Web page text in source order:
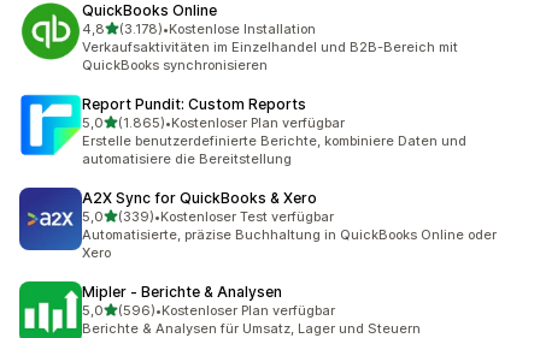
QuickBooks Online
4,8von 5 Sternen
(3.178)
3178 Rezensionen insgesamt
•Kostenlose Installation
Verkaufsaktivitäten im Einzelhandel und B2B-Bereich mit
QuickBooks synchronisieren
Report Pundit: Custom Reports
5,0von 5 Sternen
(1.865)
1865 Rezensionen insgesamt
•Kostenloser Plan verfügbar
Erstelle benutzerdefinierte Berichte, kombiniere Daten und
automatisiere die Bereitstellung
A2X Sync for QuickBooks & Xero
5,0von 5 Sternen
(339)
339 Rezensionen insgesamt
•Kostenloser Test verfügbar
Automatisierte, präzise Buchhaltung in QuickBooks Online oder
Xero
Mipler ‑ Berichte & Analysen
5,0von 5 Sternen
(596)
596 Rezensionen insgesamt
•Kostenloser Plan verfügbar
Berichte & Analysen für Umsatz, Lager und Steuern